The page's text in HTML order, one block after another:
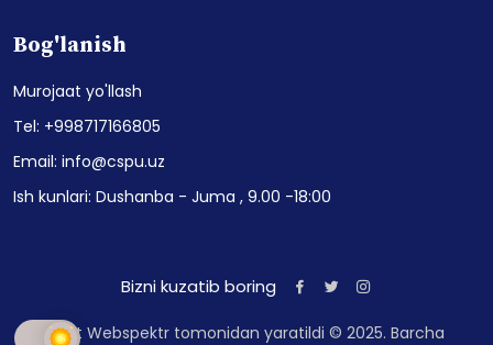
Bog'lanish
Murojaat yo'llash
Tel: +998717166805
Email: info@cspu.uz
Ish kunlari: Dushanba - Juma , 9.00 -18:00
Bizni kuzatib boring
Sayt Webspektr tomonidan yaratildi © 2025. Barcha